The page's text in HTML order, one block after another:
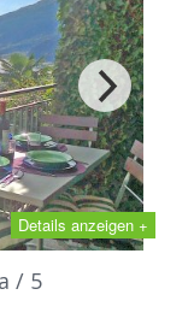
Details anzeigen +
/ 5